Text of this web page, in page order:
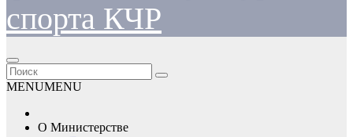
спорта КЧР
MENUMENU
О Министерстве